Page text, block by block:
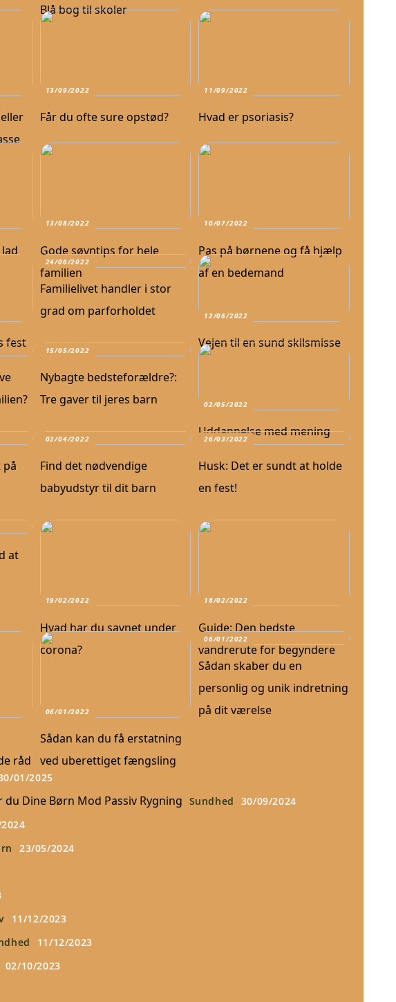
Blå bog til skoler
13/09/2022
Får du ofte sure opstød?
11/09/2022
Hvad er psoriasis?
13/08/2022
Gode søvntips for hele
familien
10/07/2022
Pas på børnene og få hjælp
af en bedemand
fest
24/06/2022
Familielivet handler i stor
grad om parforholdet
12/06/2022
Vejen til en sund skilsmisse
15/05/2022
Nybagte bedsteforældre?:
Tre gaver til jeres barn
02/05/2022
Uddannelse med mening
på
02/04/2022
Find det nødvendige
babyudstyr til dit barn
26/03/2022
Husk: Det er sundt at holde
en fest!
at
19/02/2022
Hvad har du savnet under
corona?
18/02/2022
Guide: Den bedste
vandrerute for begyndere
råd
06/01/2022
Sådan kan du få erstatning
ved uberettiget fængsling
06/01/2022
Sådan skaber du en
personlig og unik indretning
på dit værelse
01/2025
Dine Børn Mod Passiv Rygning Sundhed 30/09/2024
23/05/2024
11/12/2023
11/12/2023
02/10/2023